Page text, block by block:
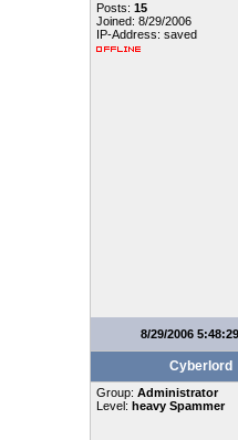
Posts: 15
Joined: 8/29/2006
IP-Address: saved
8/29/2006
Cyberlord
Group: Administrator
Level: heavy Spammer